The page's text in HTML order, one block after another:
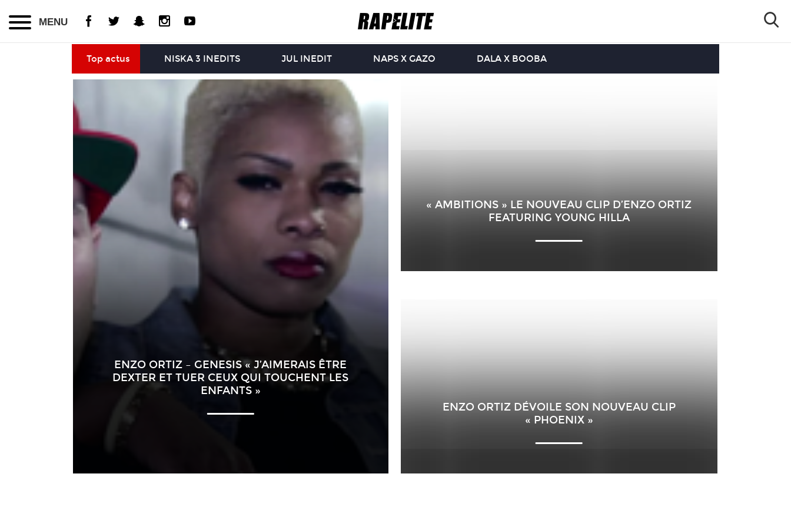
MENU
Top actus NISKA 3 INEDITS JUL INEDIT NAPS X GAZO DALA X BOOBA
ENZO ORTIZ – GENESIS « J’AIMERAIS ÊTRE
DEXTER ET TUER CEUX QUI TOUCHENT LES
ENFANTS »
« AMBITIONS » LE NOUVEAU CLIP D’ENZO ORTIZ
FEATURING YOUNG HILLA
ENZO ORTIZ DÉVOILE SON NOUVEAU CLIP
« PHOENIX »